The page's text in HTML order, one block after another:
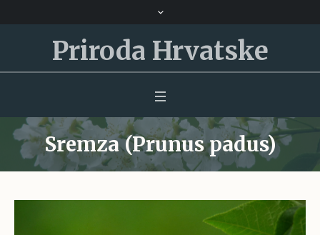
Priroda Hrvatske
Sremza (Prunus padus)